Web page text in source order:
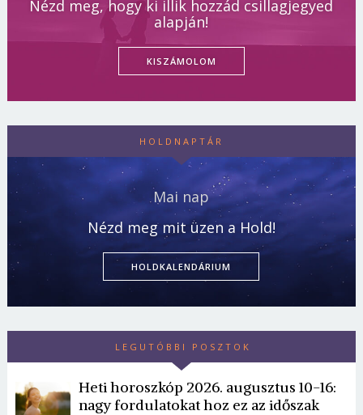
Nézd meg, hogy ki illik hozzád csillagjegyed
alapján!
KISZÁMOLOM
HOLDNAPTÁR
Mai nap
Nézd meg mit üzen a Hold!
HOLDKALENDÁRIUM
LEGUTÓBBI POSZTOK
Heti horoszkóp 2026. augusztus 10-16:
nagy fordulatokat hoz ez az időszak
Borsonline bejelentkezés
E-mail cím vagy felhasználónév